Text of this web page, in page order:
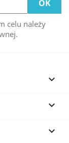
celu należy


